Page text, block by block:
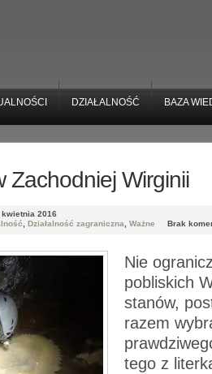
DZIAŁALNOŚĆ BAZA
Zachodniej Wirginii
kwietnia 2016
, Działalność zagraniczna, Ważne Brak
Nie
pobliskich
stanów,
razem
tego z